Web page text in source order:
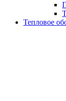
Тепловое